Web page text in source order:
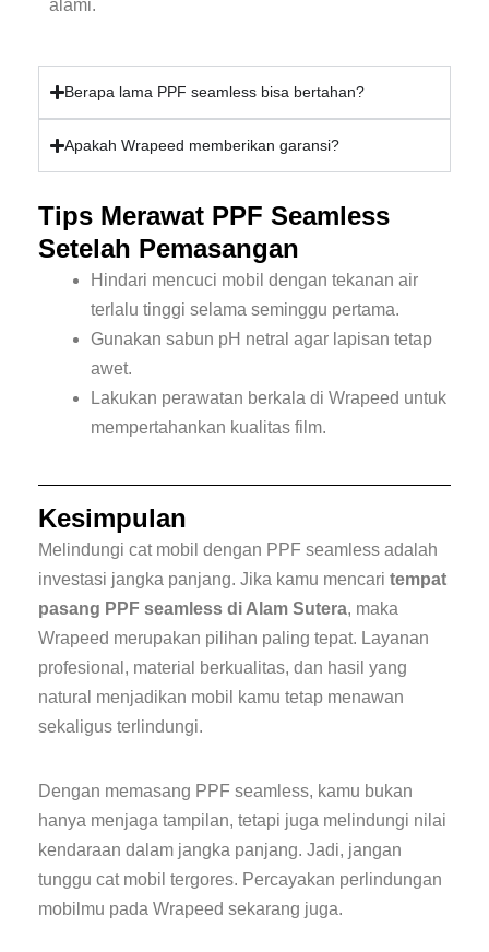
alami.
Berapa lama PPF seamless bisa bertahan?
Apakah Wrapeed memberikan garansi?
Tips Merawat PPF Seamless
Setelah Pemasangan
Hindari mencuci mobil dengan tekanan air
terlalu tinggi selama seminggu pertama.
Gunakan sabun pH netral agar lapisan tetap
awet.
Lakukan perawatan berkala di Wrapeed untuk
mempertahankan kualitas film.
Kesimpulan
Melindungi cat mobil dengan PPF seamless adalah
investasi jangka panjang. Jika kamu mencari tempat
pasang PPF seamless di Alam Sutera, maka
Wrapeed merupakan pilihan paling tepat. Layanan
profesional, material berkualitas, dan hasil yang
natural menjadikan mobil kamu tetap menawan
sekaligus terlindungi.
Dengan memasang PPF seamless, kamu bukan
hanya menjaga tampilan, tetapi juga melindungi nilai
kendaraan dalam jangka panjang. Jadi, jangan
tunggu cat mobil tergores. Percayakan perlindungan
mobilmu pada Wrapeed sekarang juga.